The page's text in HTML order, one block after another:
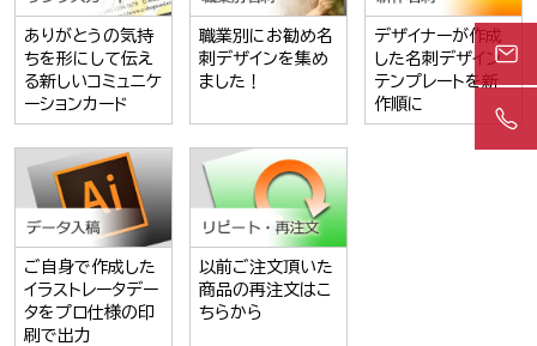
ありがとうの気持
ちを形にして伝え
る新しいコミュニケ
ーションカード
職業別にお勧め名
刺デザインを集め
ました！
デザイナーが作成
した名刺デザイン
テンプレートを新
作順に
ご自身で作成した
イラストレータデー
タをプロ仕様の印
刷で出力
以前ご注文頂いた
商品の再注文はこ
ちらから